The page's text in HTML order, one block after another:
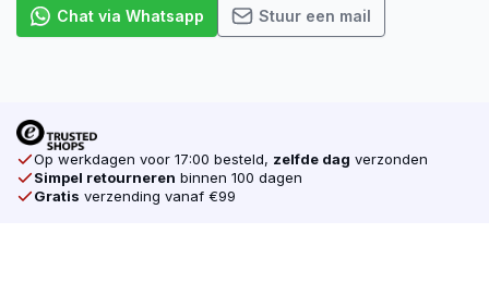
Chat via Whatsapp Stuur een mail
Op werkdagen voor 17:00 besteld, zelfde dag verzonden
Simpel retourneren binnen 100 dagen
Gratis verzending vanaf €99